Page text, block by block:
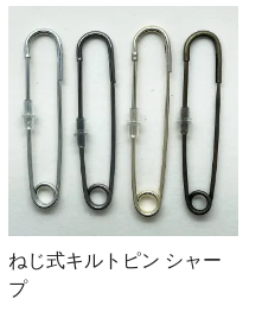
ねじ式キルトピン シャー
プ